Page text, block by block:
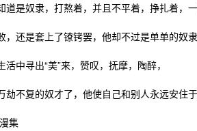
道是奴隶，打熬着，并且不平着，挣扎着，一
，还是套上了镣铐罢，他却不过是单单的奴隶
活中寻出“美”来，赞叹，抚摩，陶醉，
劫不复的奴才了，他使自己和别人永远安住于
集